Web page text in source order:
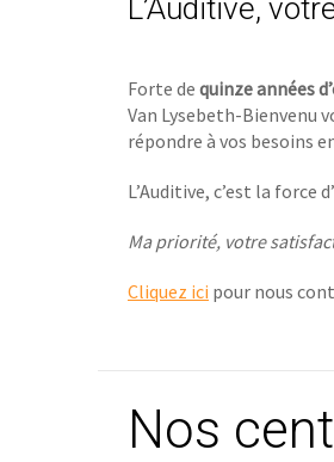
L’Auditive,
Forte de quinze années
Van Lysebeth-Bienvenu
répondre à vos besoins
L’Auditive, c’est la force d’
Ma priorité, votre
Cliquez ici pour nous
Nos